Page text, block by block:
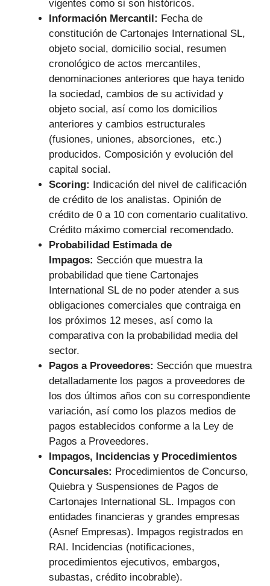
vigentes como si son históricos.
Información Mercantil: Fecha de
constitución de Cartonajes International SL,
objeto social, domicilio social, resumen
cronológico de actos mercantiles,
denominaciones anteriores que haya tenido
la sociedad, cambios de su actividad y
objeto social, así como los domicilios
anteriores y cambios estructurales
(fusiones, uniones, absorciones, etc.)
producidos. Composición y evolución del
capital social.
Scoring: Indicación del nivel de calificación
de crédito de los analistas. Opinión de
crédito de 0 a 10 con comentario cualitativo.
Crédito máximo comercial recomendado.
Probabilidad Estimada de
Impagos: Sección que muestra la
probabilidad que tiene Cartonajes
International SL de no poder atender a sus
obligaciones comerciales que contraiga en
los próximos 12 meses, así como la
comparativa con la probabilidad media del
sector.
Pagos a Proveedores: Sección que muestra
detalladamente los pagos a proveedores de
los dos últimos años con su correspondiente
variación, así como los plazos medios de
pagos establecidos conforme a la Ley de
Pagos a Proveedores.
Impagos, Incidencias y Procedimientos
Concursales: Procedimientos de Concurso,
Quiebra y Suspensiones de Pagos de
Cartonajes International SL. Impagos con
entidades financieras y grandes empresas
(Asnef Empresas). Impagos registrados en
RAI. Incidencias (notificaciones,
procedimientos ejecutivos, embargos,
subastas, crédito incobrable).